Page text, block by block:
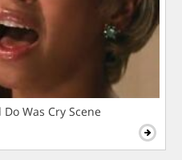
Was Cry Scene